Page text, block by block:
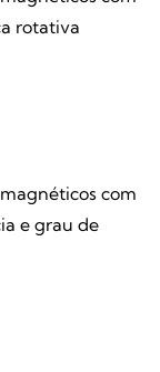
rotativa
com
e grau de